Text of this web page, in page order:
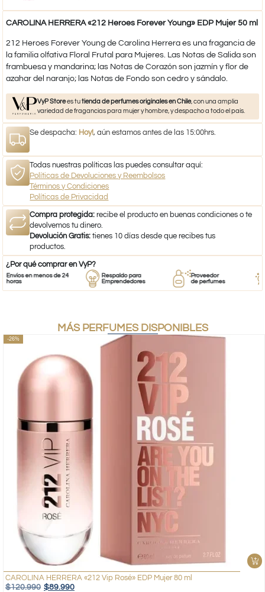
CAROLINA HERRERA «212 Heroes Forever Young» EDP Mujer 50 ml
212 Heroes Forever Young de Carolina Herrera es una fragancia de
la familia olfativa Floral Frutal para Mujeres. Las Notas de Salida son
frambuesa y mandarina; las Notas de Corazón son jazmín y flor de
azahar del naranjo; las Notas de Fondo son cedro y sándalo.
VyP Storees tutienda de perfumes originales en Chile, con una amplia
variedad de fragancias para mujer y hombre, y despacho a todo el país.
Se despacha: Hoy!, aún estamos antes de las 15:00hrs.
Todas nuestras políticas las puedes consultar aquí:
Políticas de Devoluciones y Reembolsos
Términos y Condiciones
Políticas de Privacidad
Compra protegida: recibe el producto en buenas condiciones o te
devolvemos tu dinero.
Devolución Gratis: tienes 10 días desde que recibes tus
productos.
¿Por qué comprar en VyP?
en menos de 24
Respaldo para
Emprendedores
Proveedor
de perfumes
MÁS PERFUMES DISPONIBLES
-26%
CAROLINA HERRERA «212 Vip Rosé» EDP Mujer 80 ml
$120.990 $89.990